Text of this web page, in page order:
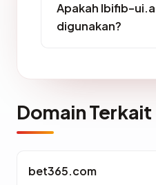
Apakah lbifib-
digunakan?
Domain Terkait
bet365.com